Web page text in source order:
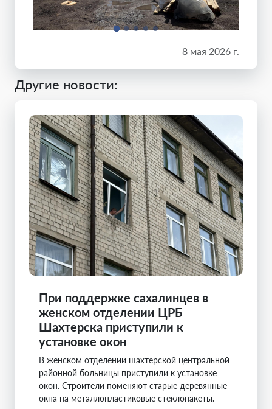
8 мая 2026 г.
Другие новости:
При поддержке сахалинцев в
женском отделении ЦРБ
Шахтерска приступили к
установке окон
В женском отделении шахтерской центральной
районной больницы приступили к установке
окон. Строители поменяют старые деревянные
окна на металлопластиковые стеклопакеты.